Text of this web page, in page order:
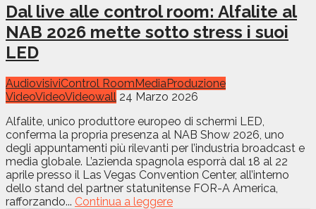
Dal live alle control room: Alfalite al
NAB 2026 mette sotto stress i suoi
LED
AudiovisiviControl RoomMediaProduzione
VideoVideoVideowall 24 Marzo 2026
Alfalite, unico produttore europeo di schermi LED,
conferma la propria presenza al NAB Show 2026, uno
degli appuntamenti più rilevanti per l’industria broadcast e
media globale. L’azienda spagnola esporrà dal 18 al 22
aprile presso il Las Vegas Convention Center, all’interno
dello stand del partner statunitense FOR-A America,
rafforzando... Continua a leggere